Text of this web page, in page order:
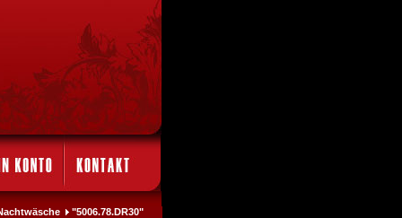
"5006.78.DR30"